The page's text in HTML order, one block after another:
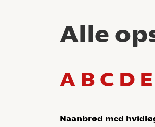
Alle
A B C D E
Naanbrød med